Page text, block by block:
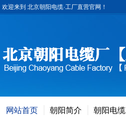
欢迎来到 北京朝阳电缆·工厂直营官网！
网站首页 朝阳简介 朝阳电缆